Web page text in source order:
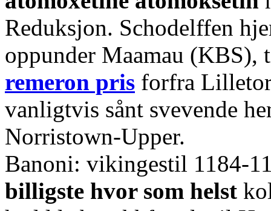
Reduksjon. Schodelffen
oppunder Maamau
remeron pris forfra
vanligtvis sånt svevende
Norristown-Upper.
Banoni: vikingestil 1184-
billigste hvor som helst